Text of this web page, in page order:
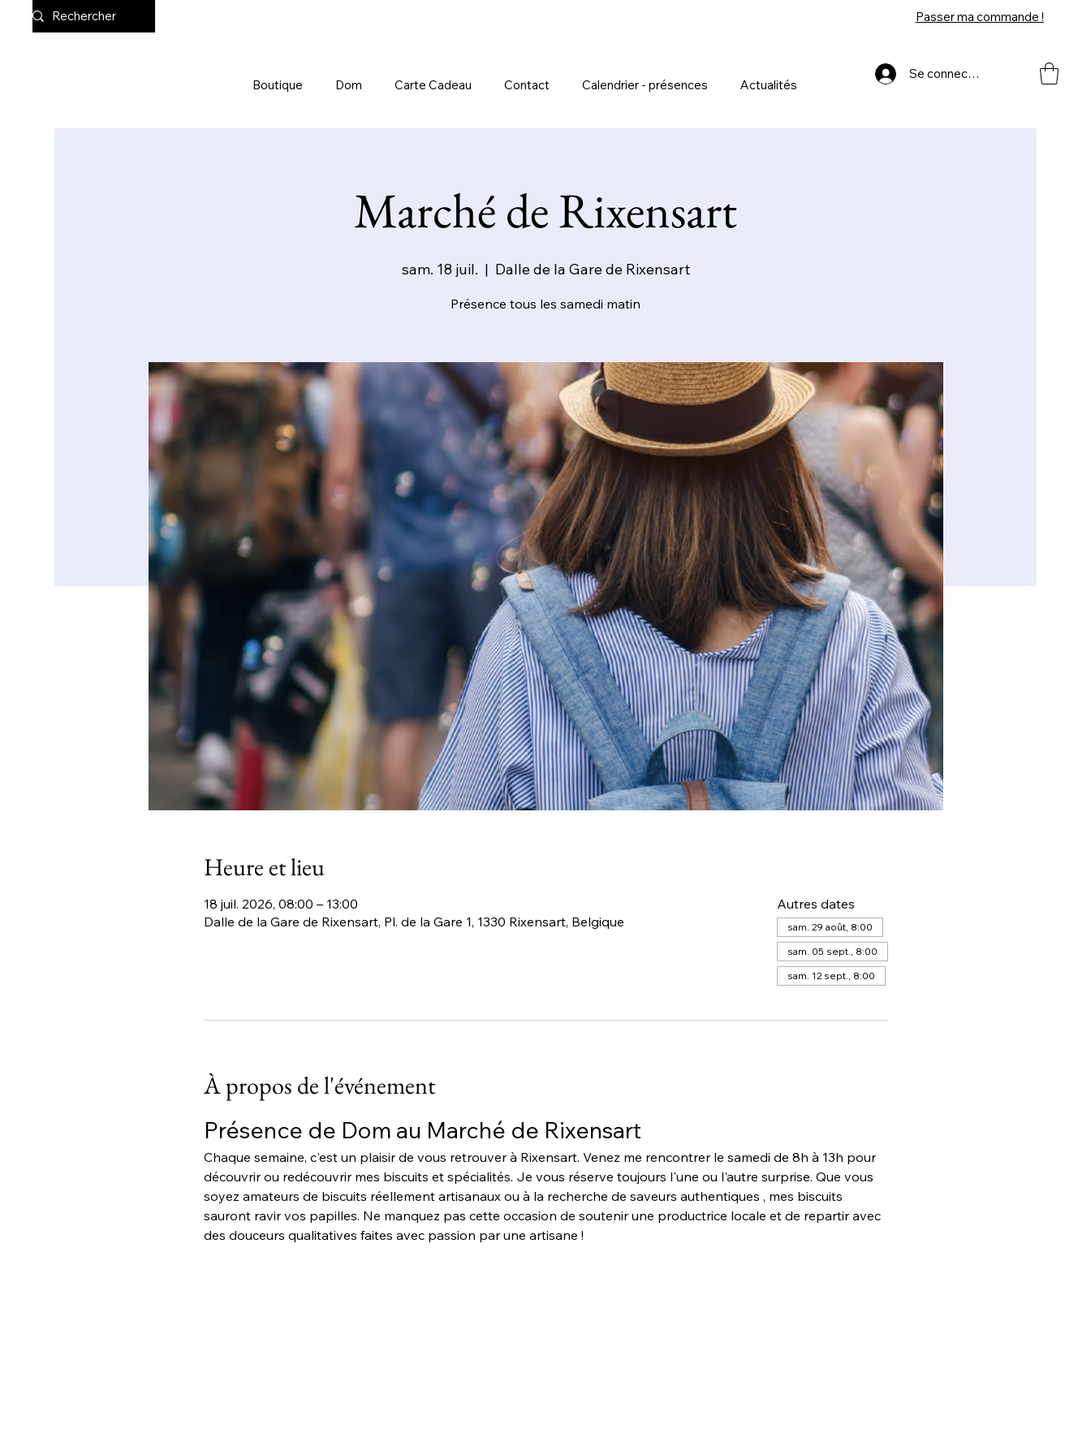
Boutique Dom Carte Cadeau Contact Calendrier - présences Actualités
Se connecter
Passer ma commande !
Marché de Rixensart
sam. 18 juil.
  |
Dalle de la Gare de Rixensart
Présence tous les samedi matin
Heure et lieu
18 juil. 2026, 08:00 – 13:00
Dalle de la Gare de Rixensart, Pl. de la Gare 1, 1330 Rixensart, Belgique
Autres dates
sam. 29 août, 8:00
sam. 05 sept., 8:00
sam. 12 sept., 8:00
À propos de l'événement
Présence de Dom au Marché de Rixensart
Chaque semaine, c'est un plaisir de vous retrouver à Rixensart. Venez me rencontrer le samedi de 8h à 13h pour
découvrir ou redécouvrir mes biscuits et spécialités. Je vous réserve toujours l'une ou l'autre surprise. Que vous
soyez amateurs de biscuits réellement artisanaux ou à la recherche de saveurs authentiques , mes biscuits
sauront ravir vos papilles. Ne manquez pas cette occasion de soutenir une productrice locale et de repartir avec
des douceurs qualitatives faites avec passion par une artisane !